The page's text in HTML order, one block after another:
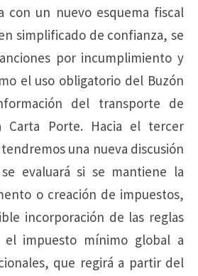
con un nuevo esquema fiscal
simplificado de confianza, se
por incumplimiento y
el uso obligatorio del Buzón
del transporte de
Carta Porte. Hacia el tercer
una nueva discusión
evaluará si se mantiene la
o creación de impuestos,
incorporación de las reglas
el impuesto mínimo global a
que regirá a partir del